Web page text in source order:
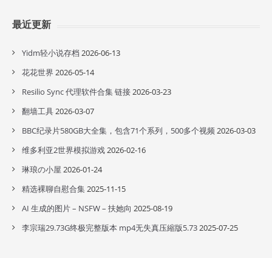
最近更新
Yidm轻小说存档 2026-06-13
花花世界 2026-05-14
Resilio Sync 代理软件合集 链接2026-03-23
翻墙工具2026-03-07
BBC纪录片580GB大全集，包含71个系列，500多个视频2026-03-03
维多利亚2世界模拟游戏2026-02-16
琳琅の小屋 2026-01-24
精选裸聊自慰合集2025-11-15
AI 生成的图片 – NSFW – 扶她向 2025-08-19
李宗瑞29.73G终极完整版本 mp4无失真压縮版5.732025-07-25